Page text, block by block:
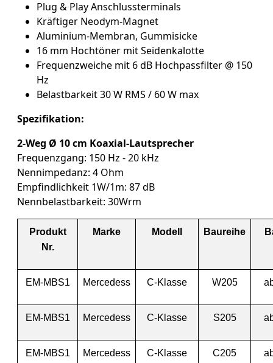
Plug & Play Anschlussterminals
Kräftiger Neodym-Magnet
Aluminium-Membran, Gummisicke
16 mm Hochtöner mit Seidenkalotte
Frequenzweiche mit 6 dB Hochpassfilter @ 150
Hz
Belastbarkeit 30 W RMS / 60 W max
Spezifikation:
2-Weg Ø 10 cm Koaxial-Lautsprecher
Frequenzgang: 150 Hz - 20 kHz
Nennimpedanz: 4 Ohm
Empfindlichkeit 1W/1m: 87 dB
Nennbelastbarkeit: 30Wrm
Produkt
Nr.
Marke Modell Baureihe
EM-MBS1 Mercedess C-Klasse W205
EM-MBS1 Mercedess C-Klasse S205
EM-MBS1 Mercedess C-Klasse C205